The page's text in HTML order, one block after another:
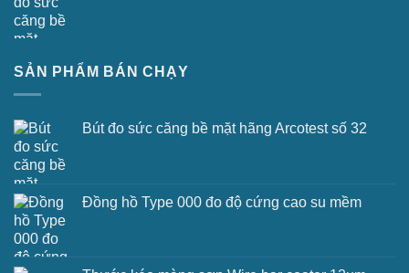
SẢN PHẨM BÁN CHẠY
Bút đo sức căng bề mặt hãng Arcotest số 32
Đồng hồ Type 000 đo độ cứng cao su mềm